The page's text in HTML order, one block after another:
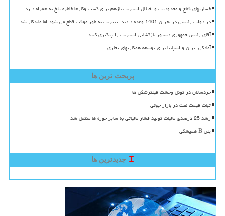
خسارتهای قطع و محدودیت و اختلال اینترنت بازهم برای کسب وکارها خاطره تلخ به همراه دارد
در دولت رئیسی در بحران 1401 وعده دادند اینترنت به طور موقت قطع می شود اما ماندگار شد
آقای رئیس جمهوری دستور بازگشایی اینترنت را پیگیری کنید
آمادگی ایران و اسپانیا برای توسعه همکاریهای تجاری
پربحث ترین ها
خردسالان در تونل وحشت فیلترشکن ها
ثبات قیمت نفت در بازار جهانی
رشد 25 درصدی مالیات تولید فشار مالیاتی به سایر حوزه ها منتقل شد
پلن B همیشگی
جدیدترین ها